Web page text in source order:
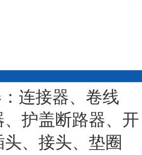
连接器、卷线
护盖断路器、开
、接头、垫圈